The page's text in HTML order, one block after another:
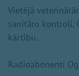
Vietējā
sanitāro kontroli,
kārtību.
Radioabonenti